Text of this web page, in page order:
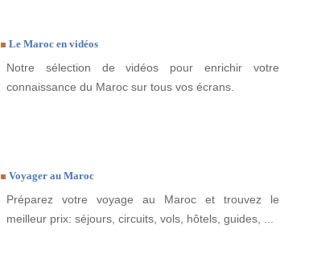
Le Maroc en vidéos
Notre sélection de vidéos pour enrichir votre
connaissance du Maroc sur tous vos écrans.
Voyager au Maroc
Préparez votre voyage au Maroc et trouvez le
meilleur prix: séjours, circuits, vols, hôtels, guides, ...